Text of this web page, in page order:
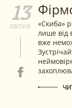
13
КВІТНЯ
«Скиба»
лише від
вже